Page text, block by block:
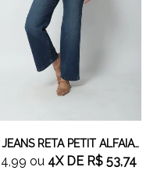
CALÇA JEANS RETA PETIT ALFAIATARIA JEANS MÉDIO
ou 4XDE R$ 53,74